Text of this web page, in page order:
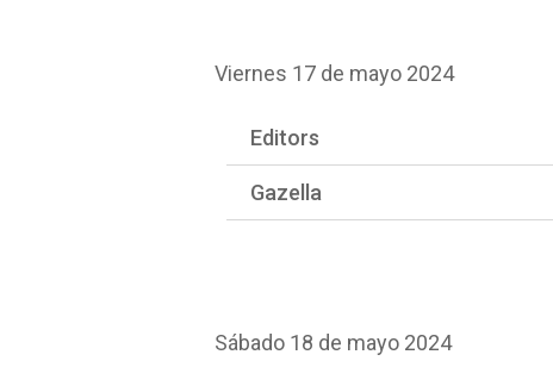
Viernes 17 de mayo 2024
Editors
Gazella
Sábado 18 de mayo 2024